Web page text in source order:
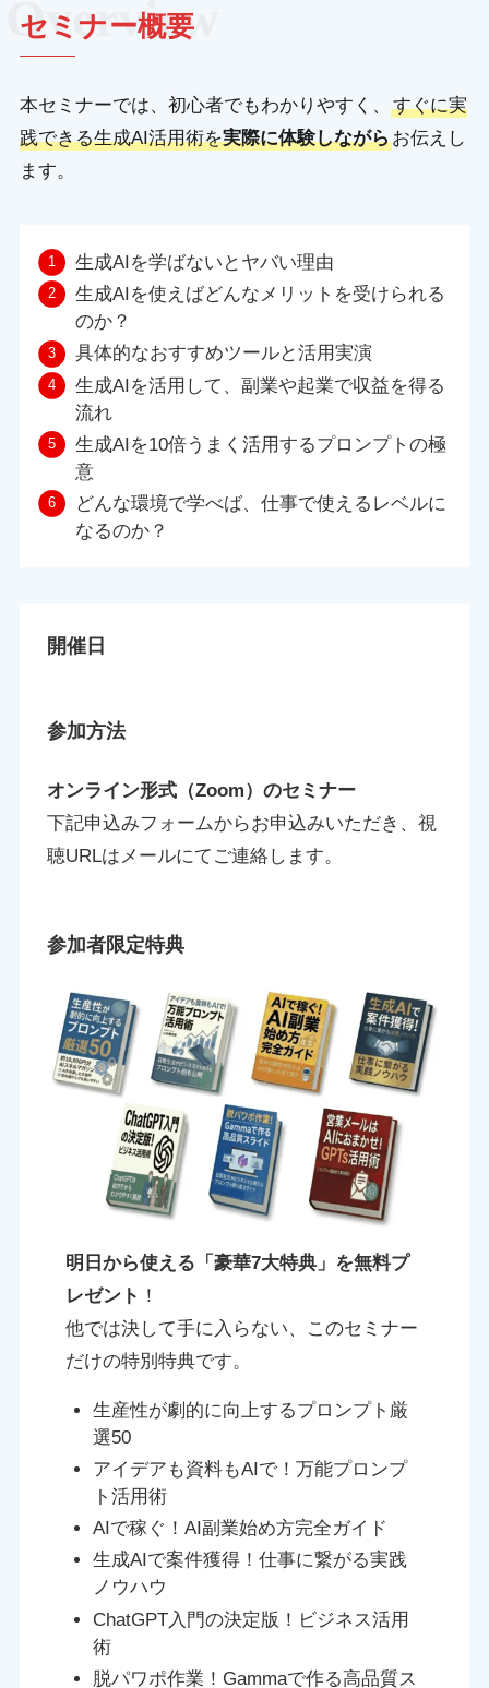
セミナー概要
本セミナーでは、初心者でもわかりやすく、
すぐに実
践できる生成AI活用術を実際に体験しながらお伝えし
ます。
生成AIを学ばないとヤバい理由
生成AIを使えばどんなメリットを受けられる
のか？
具体的なおすすめツールと活用実演
生成AIを活用して、副業や起業で収益を得る
流れ
生成AIを10倍うまく活用するプロンプトの極
意
どんな環境で学べば、仕事で使えるレベルに
なるのか？
開催日
参加方法
オンライン形式（Zoom）のセミナー
下記申込みフォームからお申込みいただき、視
聴URLはメールにてご連絡します。
参加者限定特典
明日から使える「豪華7大特典」を無料プ
レゼント ！
他では決して手に入らない、このセミナー
だけの特別特典です。
生産性が劇的に向上するプロンプト厳
選50
アイデアも資料もAIで！万能プロンプ
ト活用術
AIで稼ぐ！AI副業始め方完全ガイド
生成AIで案件獲得！仕事に繋がる実践
ノウハウ
ChatGPT入門の決定版！ビジネス活用
術
脱パワポ作業！Gammaで作る高品質ス